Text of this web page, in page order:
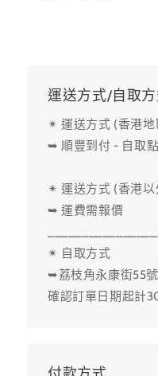
運送方式/自取
✴ 運送方式 (香港地
➥ 順豐到付 - 自取
✴ 運送方式 (香港以
➥ 運費需報價
✴ 自取方式
➥荔枝角永康街55
確認訂單日期起計